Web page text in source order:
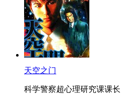
天空之门
科学警察超心理研究课课